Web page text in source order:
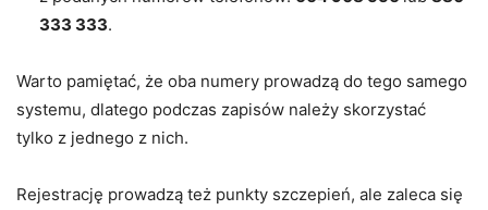
333 333.
Warto pamiętać, że oba numery prowadzą do tego samego
systemu, dlatego podczas zapisów należy skorzystać
tylko z jednego z nich.
Rejestrację prowadzą też punkty szczepień, ale zaleca się